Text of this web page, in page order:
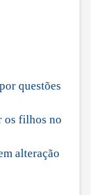
questões
os filhos no
alteração